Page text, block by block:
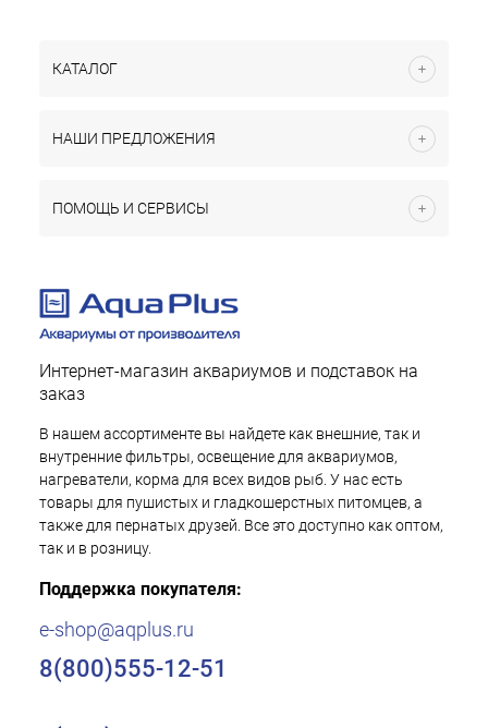
КАТАЛОГ
НАШИ ПРЕДЛОЖЕНИЯ
ПОМОЩЬ И СЕРВИСЫ
Интернет-магазин аквариумов и подставок на
заказ
В нашем ассортименте вы найдете как внешние, так и
внутренние фильтры, освещение для аквариумов,
нагреватели, корма для всех видов рыб. У нас есть
товары для пушистых и гладкошерстных питомцев, а
также для пернатых друзей. Все это доступно как оптом,
так и в розницу.
Поддержка покупателя:
e-shop@aqplus.ru
8(800)555-12-51